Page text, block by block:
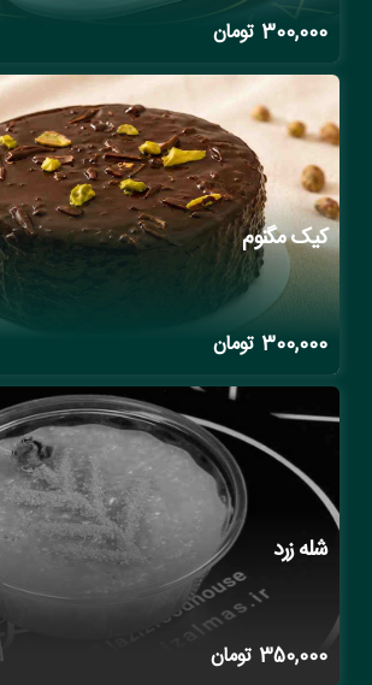
300,000 تومان
کیک مگنوم
300,000 تومان
شله زرد
350,000 تومان